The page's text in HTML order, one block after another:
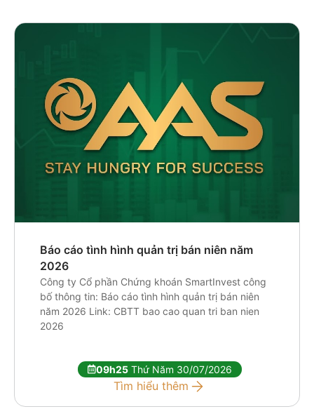
Báo cáo tình hình quản trị bán niên năm
2026
Công ty Cổ phần Chứng khoán SmartInvest công
bố thông tin: Báo cáo tình hình quản trị bán niên
năm 2026 Link: CBTT bao cao quan tri ban nien
2026
09h25 Thứ Năm 30/07/2026
Tìm hiểu thêm